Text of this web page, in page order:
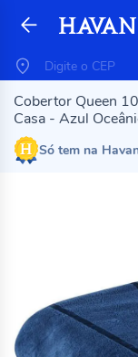
Cobertor Queen
Casa - Azul
Só tem na